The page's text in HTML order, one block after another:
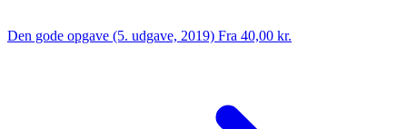
Den gode opgave (5. udgave, 2019) Fra 40,00 kr.